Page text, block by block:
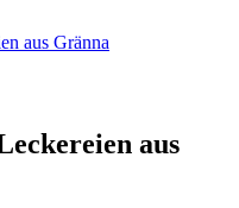
aus Gränna
aus